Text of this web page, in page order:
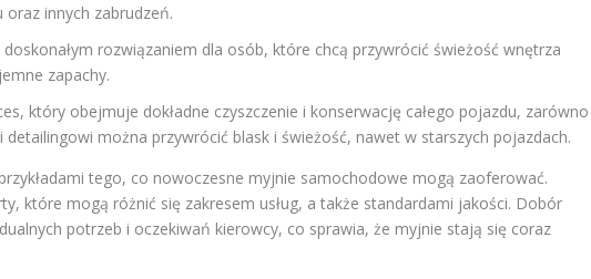
oraz innych zabrudzeń.
doskonałym rozwiązaniem dla osób, które chcą przywrócić świeżość wnętrza
zapachy.
który obejmuje dokładne czyszczenie i konserwację całego pojazdu, zarówno
można przywrócić blask i świeżość, nawet w starszych pojazdach.
tego, co nowoczesne myjnie samochodowe mogą zaoferować.
które mogą różnić się zakresem usług, a także standardami jakości. Dobór
potrzeb i oczekiwań kierowcy, co sprawia, że myjnie stają się coraz